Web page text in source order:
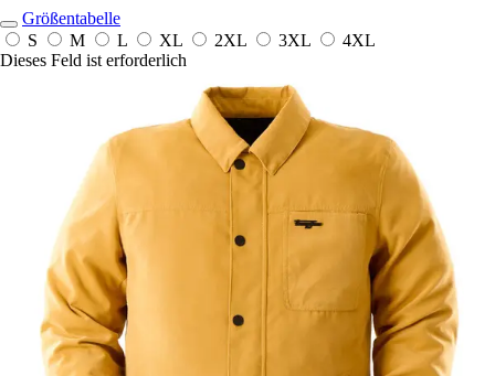
Größentabelle
S
M L XL 2XL 3XL
4XL
Dieses Feld ist erforderlich